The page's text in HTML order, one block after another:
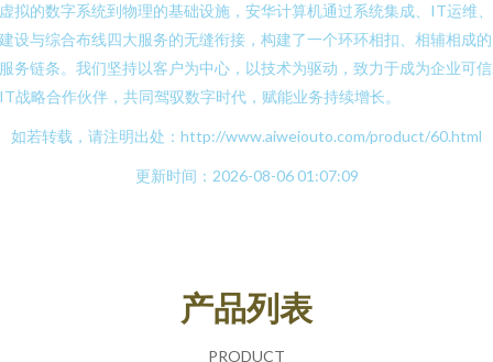
拟的数字系统到物理的基础设施，安华计算机通过系统集成、IT运维
设与综合布线四大服务的无缝衔接，构建了一个环环相扣、相辅相成
务链条。我们坚持以客户为中心，以技术为驱动，致力于成为企业可
战略合作伙伴，共同驾驭数字时代，赋能业务持续增长。
如若转载，请注明出处：http://www.aiweiouto.com/product/60.html
更新时间：2026-08-06 01:07:09
产品列表
PRODUCT